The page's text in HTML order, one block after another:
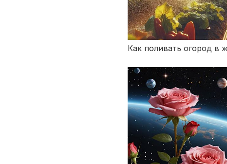
Как поливать огород в